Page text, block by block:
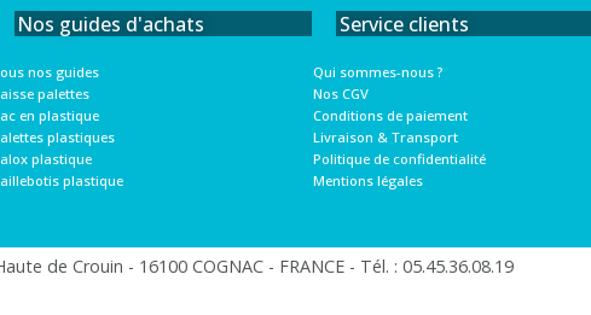
Nos guides d'achats
nos guides
palettes
en plastique
plastiques
plastique
plastique
Service clients
Qui sommes-nous ?
Nos CGV
Conditions de paiement
Livraison & Transport
Politique de confidentialité
Mentions légales
de Crouin - 16100 COGNAC - FRANCE - Tél. : 05.45.36.08.19​